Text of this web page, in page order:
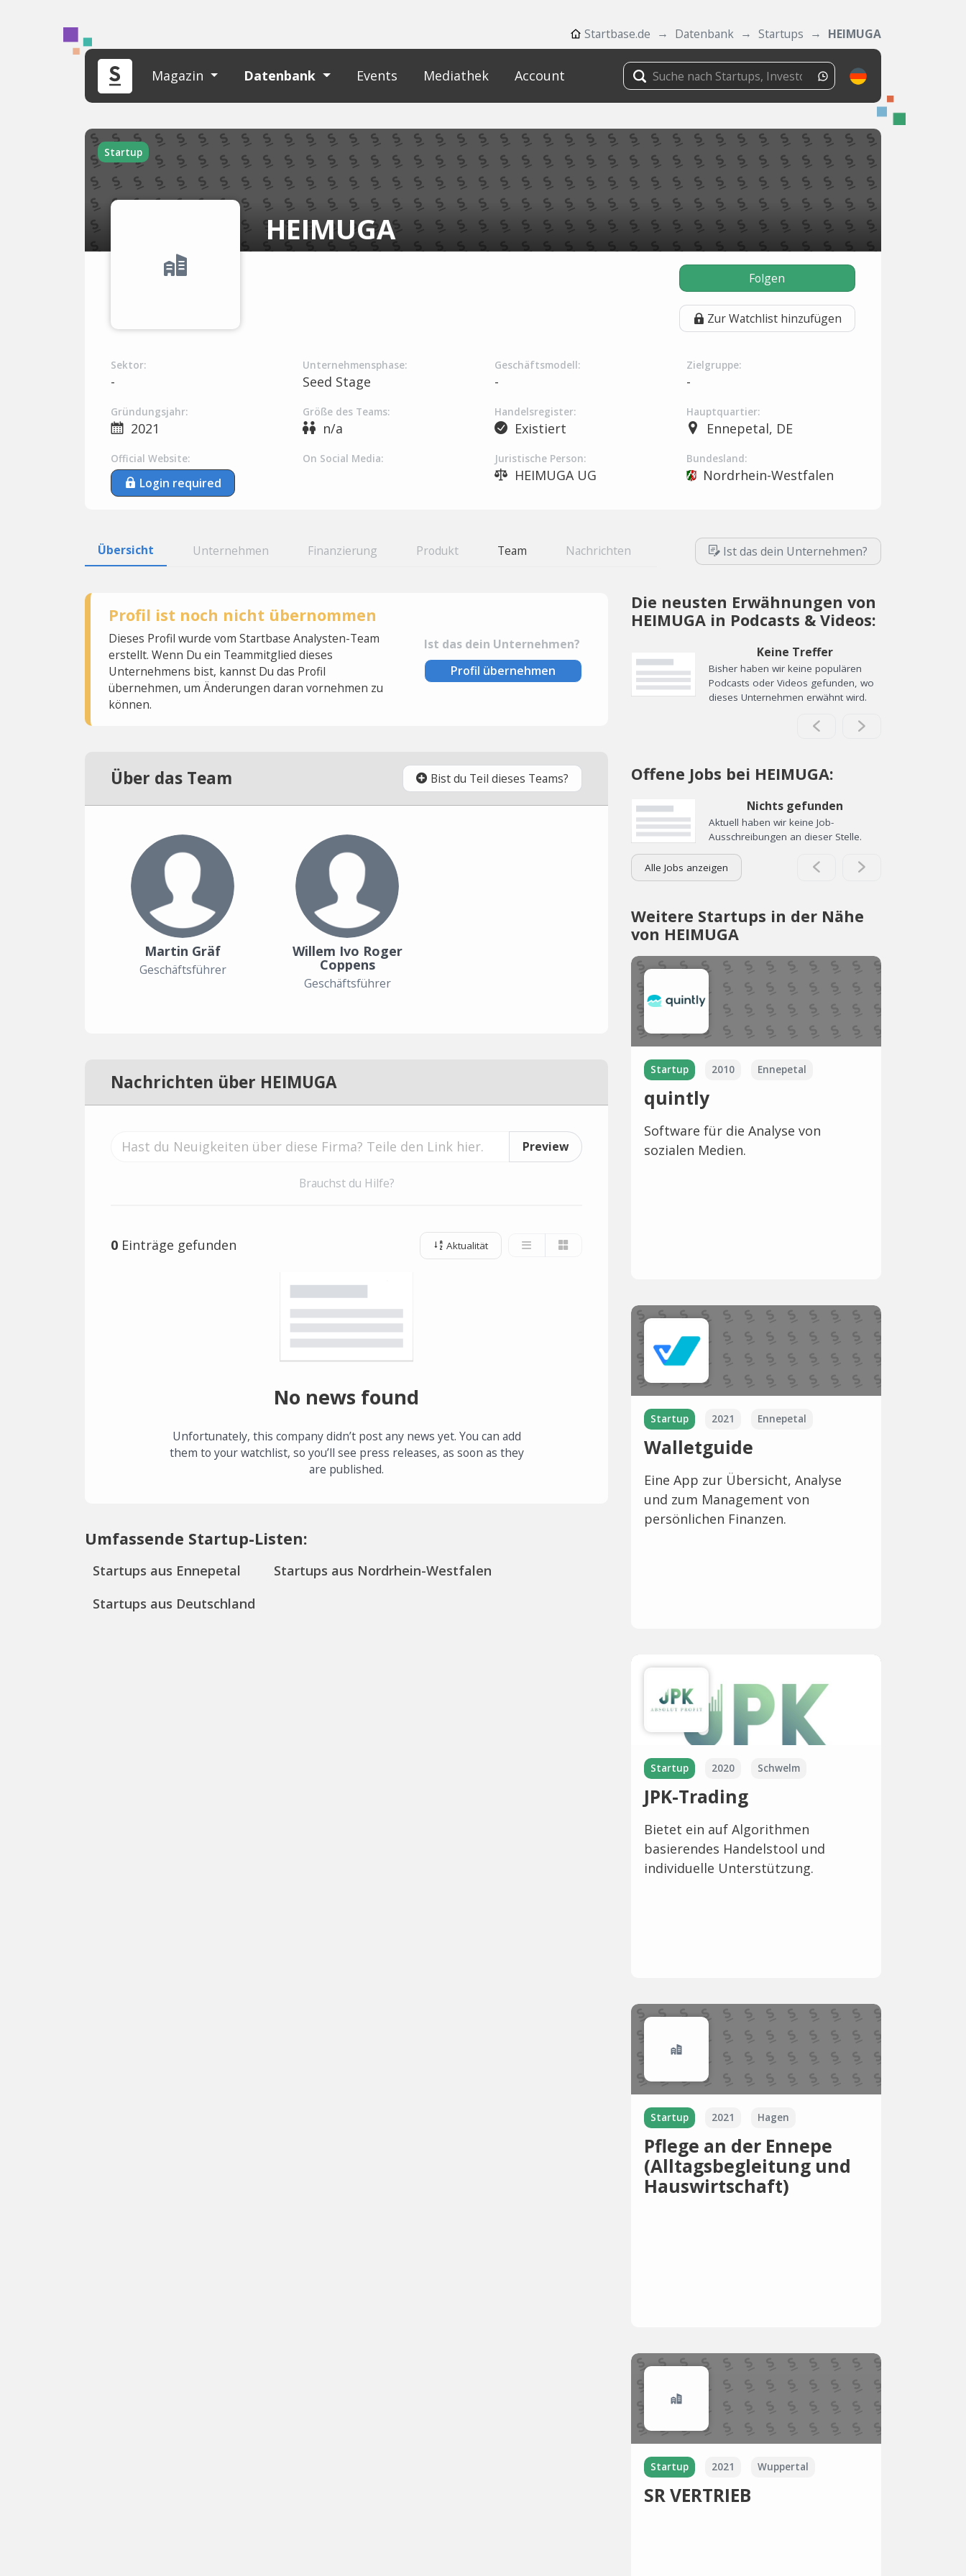
Startbase.de Datenbank Startups HEIMUGA
Magazin Datenbank Events Mediathek Account
Startup
HEIMUGA
Folgen
Zur Watchlist hinzufügen
Sektor:
-
Unternehmensphase:
Seed Stage
Geschäftsmodell:
-
Zielgruppe:
-
Gründungsjahr:
2021
Größe des Teams:
n/a
Handelsregister:
Existiert
Hauptquartier:
Ennepetal, DE
Official Website:
Login required
On Social Media: Juristische Person:
HEIMUGA UG
Bundesland:
Nordrhein-Westfalen
Übersicht Unternehmen Finanzierung Produkt Team Nachrichten Ist das dein Unternehmen?
Profil ist noch nicht übernommen
Dieses Profil wurde vom Startbase Analysten-Team
erstellt. Wenn Du ein Teammitglied dieses
Unternehmens bist, kannst Du das Profil
übernehmen, um Änderungen daran vornehmen zu
können.
Ist das dein Unternehmen?
Profil übernehmen
Über das Team Bist du Teil dieses Teams?
Martin Gräf
Geschäftsführer
Willem Ivo Roger
Coppens
Geschäftsführer
Nachrichten über HEIMUGA
Preview
Brauchst du Hilfe?
0 Einträge gefunden Aktualität
No news found
Unfortunately, this company didn’t post any news yet. You can add
them to your watchlist, so you’ll see press releases, as soon as they
are published.
Umfassende Startup-Listen:
Startups aus Ennepetal
Startups aus Nordrhein-Westfalen
Startups aus Deutschland
Die neusten Erwähnungen von
HEIMUGA in Podcasts & Videos:
Keine Treffer
Bisher haben wir keine populären
Podcasts oder Videos gefunden, wo
dieses Unternehmen erwähnt wird.
Offene Jobs bei HEIMUGA:
Nichts gefunden
Aktuell haben wir keine Job-
Ausschreibungen an dieser Stelle.
Alle Jobs anzeigen
Weitere Startups in der Nähe
von HEIMUGA
Startup 2010 Ennepetal
quintly
Software für die Analyse von
sozialen Medien.
Startup 2021 Ennepetal
Walletguide
Eine App zur Übersicht, Analyse
und zum Management von
persönlichen Finanzen.
Startup 2020 Schwelm
JPK-Trading
Bietet ein auf Algorithmen
basierendes Handelstool und
individuelle Unterstützung.
Startup 2021 Hagen
Pflege an der Ennepe
(Alltagsbegleitung und
Hauswirtschaft)
Startup 2021 Wuppertal
SR VERTRIEB